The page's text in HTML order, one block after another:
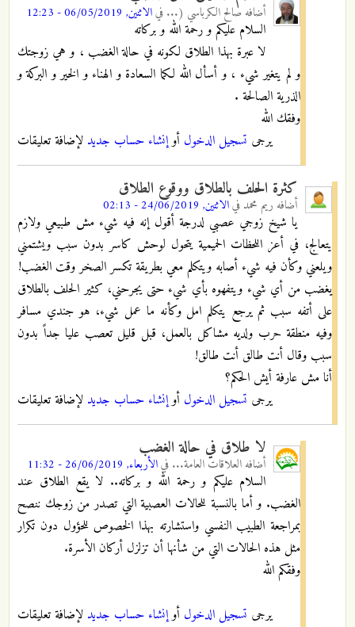
أضافه صالح الكرباسي (... فيالاثنين, 06/05/2019 - 12:23
السلام عليكم و رحمة الله و بركاته
لا عبرة بهذا الطلاق لكونه في حالة الغضب ، و هي زوجتك
و لم يتغير شيء ، و أسأل الله لكما السعادة و الهناء و الخير و البركة و
الذرية الصالحة .
وفقك الله
يرجى تسجيل الدخول أوإنشاء حساب جديد لإضافة تعليقات
كثرة الحلف بالطلاق ووقوع الطلاق
أضافه ريم محمد فيالاثنين, 24/06/2019 - 02:13
يا شيخ زوجي عصبي لدرجة أقول إنه فيه شيء مش طبيعي ولازم
يتعالج، في أعز اللحظات الحميمية يتحول لوحش كاسر بدون سبب ويشتمني
ويلعني وكأن فيه شيء أصابه ويتكلم معي بطريقة تكسر الصخر وقت الغضب!
يغضب من أي شيء ويتفهوه بأي شيء حتى يجرحني، كثير الحلف بالطلاق
على أتفه سبب ثم يرجع يتكلم امل وكأنه ما عمل شيء، هو جندي مسافر
وفيه منطقة حرب ولديه مشاكل بالعمل، قبل قليل تعصب عليا جداً بدون
سبب وقال أنت طالق أنت طالق!
أنا مش عارفة أيش الحكم؟
يرجى تسجيل الدخول أوإنشاء حساب جديد لإضافة تعليقات
لا طلاق في حالة الغضب
أضافه العلاقات العامة... فيالأربعاء, 26/06/2019 - 11:32
السلام عليكم و رحمة الله و بركاته.. لا يقع الطلاق عند
الغضب. و أما بالنسبة للحالات العصبية التي تصدر من زوجك ننصح
بمراجعة الطبيب النفسي واستشارته بهذا الخصوص للحؤول دون تكرار
مثل هذه الحالات التي من شأنها أن تزلزل أركان الأسرة.
وفقكم الله
يرجى تسجيل الدخول أوإنشاء حساب جديد لإضافة تعليقات